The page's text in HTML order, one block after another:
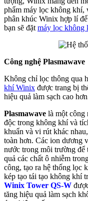
phẩm máy lọc không khí,
phân khúc Winix hợp lí
bạn sẽ đặt máy lọc không
Công nghệ Plasmawave
Không chỉ lọc thông qua
khí Winix được trang bị
hiệu quả làm sạch cao
Plasmawave là một công
độc trong không khí và
khuẩn và vi rút khác
toàn hơn. Các ion dương
nước trong môi trường để
quả các chất ô nhiễm
công, tạo ra hệ thống lọc
kép tạo tái tạo không khí
Winix Tower QS-W
tăng hiệu quả làm sạch